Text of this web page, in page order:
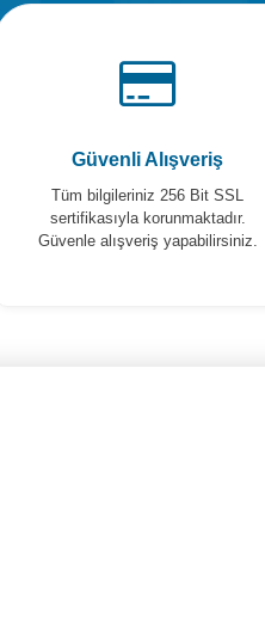
Güvenli Alışveriş
Tüm bilgileriniz 256 Bit SSL
sertifikasıyla korunmaktadır.
Güvenle alışveriş yapabilirsiniz.